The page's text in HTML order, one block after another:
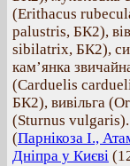
(Erithacus
palustris, БК2),
sibilatrix, БК2),
кам’янка
(Carduelis
БК2), вивільга
(Sturnus vulgaris).
(Парнікоза І.,
Дніпра у Києві